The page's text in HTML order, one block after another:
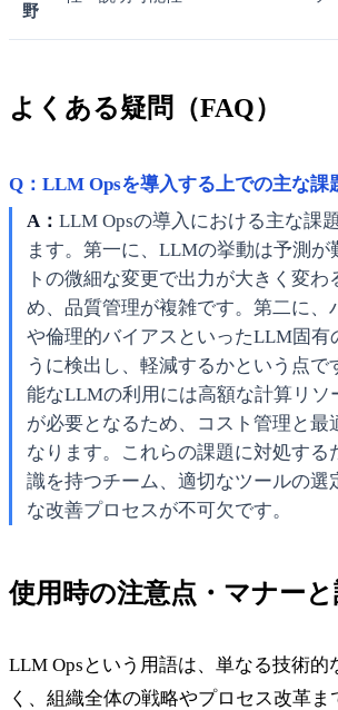
野
よくある疑問（FAQ）
Q：LLM Opsを導入する上での主な課
A： LLM Opsの導入における主な課
ます。第一に、LLMの挙動は予測が
トの微細な変更で出力が大きく変わ
め、品質管理が複雑です。第二に、
や倫理的バイアスといったLLM固有
うに検出し、軽減するかという点で
能なLLMの利用には高額な計算リソ
が必要となるため、コスト管理と最
なります。これらの課題に対処する
識を持つチーム、適切なツールの選
な改善プロセスが不可欠です。
使用時の注意点・マナーと
LLM Opsという用語は、単なる技術的
く、組織全体の戦略やプロセス改革